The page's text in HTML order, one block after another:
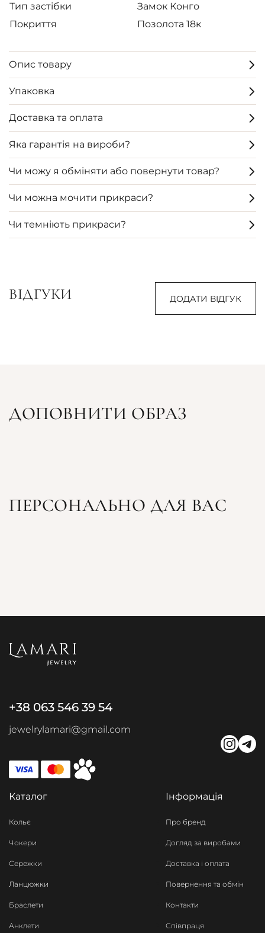
Тип застібки
Замок Конго
Покриття
Позолота 18к
Опис товару
Упаковка
Доставка та оплата
Яка гарантія на вироби?
Чи можу я обміняти або повернути товар?
Чи можна мочити прикраси?
Чи темніють прикраси?
ВІДГУКИ ДОДАТИ ВІДГУК
ДОПОВНИТИ ОБРАЗ
ПЕРСОНАЛЬНО ДЛЯ ВАС
+38 063 546 39 54
jewelrylamari@gmail.com
Каталог
Кольє
Чокери
Сережки
Ланцюжки
Браслети
Анклети
Інформація
Про бренд
Догляд за виробами
Доставка і оплата
Повернення та обмін
Контакти
Співпраця